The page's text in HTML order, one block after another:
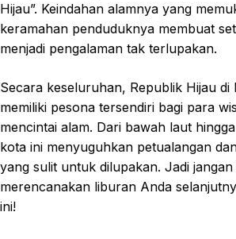
Hijau”. Keindahan alamnya yang
keramahan penduduknya membuat
menjadi pengalaman tak terlupakan.
Secara keseluruhan, Republik Hijau di
memiliki pesona tersendiri bagi para
mencintai alam. Dari bawah laut
kota ini menyuguhkan petualangan
yang sulit untuk dilupakan. Jadi
merencanakan liburan Anda
ini!